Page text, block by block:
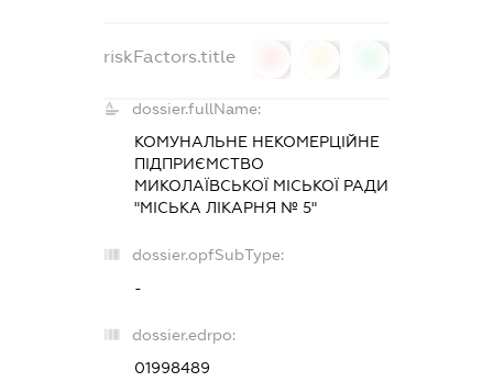
riskFactors.title
dossier.fullName:
КОМУНАЛЬНЕ НЕКОМЕРЦІЙНЕ
ПІДПРИЄМСТВО
МИКОЛАЇВСЬКОЇ МІСЬКОЇ РАДИ
"МІСЬКА ЛІКАРНЯ № 5"
dossier.opfSubType:
-
dossier.edrpo:
01998489